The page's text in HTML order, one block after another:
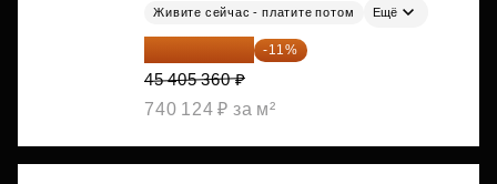
Живите сейчас - платите потом Ещё
40 410 770 ₽ -11%
45 405 360 ₽
740 124 ₽ за м²